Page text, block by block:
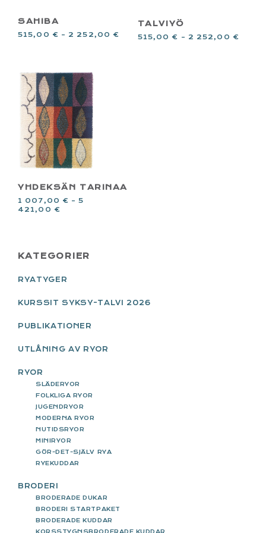
SAHIBA
515,00 € – 2 252,00 €
TALVIYÖ
515,00 € – 2 252,00 €
YHDEKSÄN TARINAA
1 007,00 € –5
421,00 €
PRIMARY
SIDEBAR
KATEGORIER
RYATYGER
KURSSIT SYKSY-TALVI 2026
PUBLIKATIONER
UTLÅNING AV RYOR
RYOR
SLÄDERYOR
FOLKLIGA RYOR
JUGENDRYOR
MODERNA RYOR
NUTIDSRYOR
MINIRYOR
GÖR-DET-SJÄLV RYA
RYEKUDDAR
BRODERI
BRODERADE DUKAR
BRODERI STARTPAKET
BRODERADE KUDDAR
KORSSTYGNSBRODERADE KUDDAR